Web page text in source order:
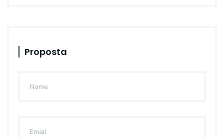
Proposta